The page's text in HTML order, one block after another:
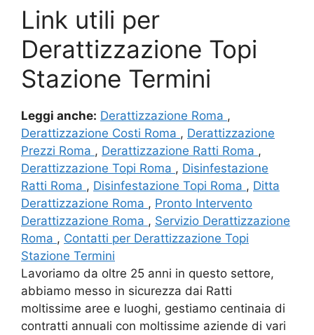
Link utili per
Derattizzazione Topi
Stazione Termini
Leggi anche: Derattizzazione Roma ,
Derattizzazione Costi Roma , Derattizzazione
Prezzi Roma , Derattizzazione Ratti Roma ,
Derattizzazione Topi Roma , Disinfestazione
Ratti Roma , Disinfestazione Topi Roma , Ditta
Derattizzazione Roma , Pronto Intervento
Derattizzazione Roma , Servizio Derattizzazione
Roma , Contatti per Derattizzazione Topi
Stazione Termini
Lavoriamo da oltre 25 anni in questo settore,
abbiamo messo in sicurezza dai Ratti
moltissime aree e luoghi, gestiamo centinaia di
contratti annuali con moltissime aziende di vari